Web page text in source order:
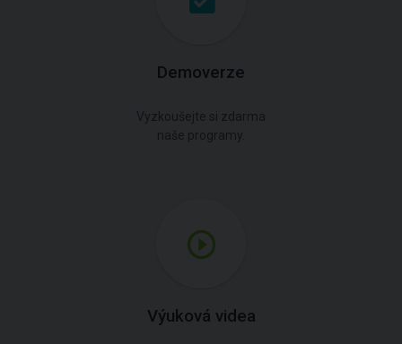
Demoverze
Výuková videa